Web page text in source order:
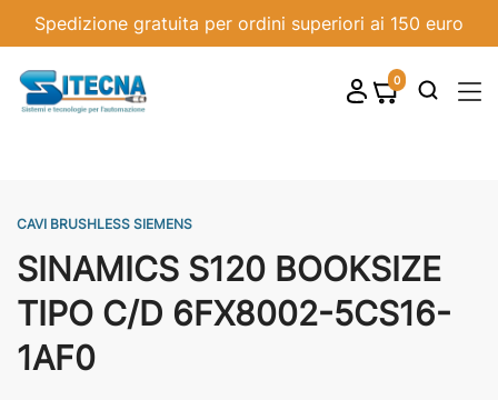
Spedizione gratuita per ordini superiori ai 150 euro
 shopping_cart0
CAVI BRUSHLESS SIEMENS
SINAMICS S120 BOOKSIZE
TIPO C/D 6FX8002-5CS16-
1AF0